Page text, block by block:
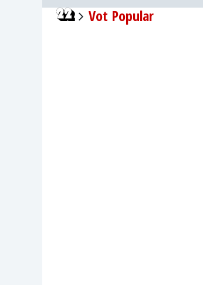
Vot Popular